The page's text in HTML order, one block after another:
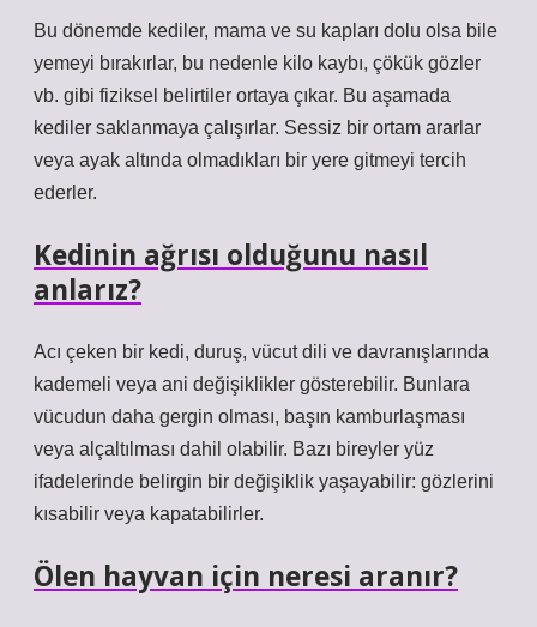
Bu dönemde kediler, mama ve su kapları dolu olsa bile
yemeyi bırakırlar, bu nedenle kilo kaybı, çökük gözler
vb. gibi fiziksel belirtiler ortaya çıkar. Bu aşamada
kediler saklanmaya çalışırlar. Sessiz bir ortam ararlar
veya ayak altında olmadıkları bir yere gitmeyi tercih
ederler.
Kedinin ağrısı olduğunu nasıl
anlarız?
Acı çeken bir kedi, duruş, vücut dili ve davranışlarında
kademeli veya ani değişiklikler gösterebilir. Bunlara
vücudun daha gergin olması, başın kamburlaşması
veya alçaltılması dahil olabilir. Bazı bireyler yüz
ifadelerinde belirgin bir değişiklik yaşayabilir: gözlerini
kısabilir veya kapatabilirler.
Ölen hayvan için neresi aranır?